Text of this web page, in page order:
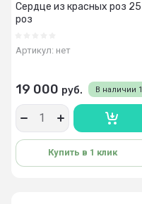
Сердце из красных роз 25
роз
Артикул: нет
В наличии 1
19 000 руб.
Купить в 1 клик